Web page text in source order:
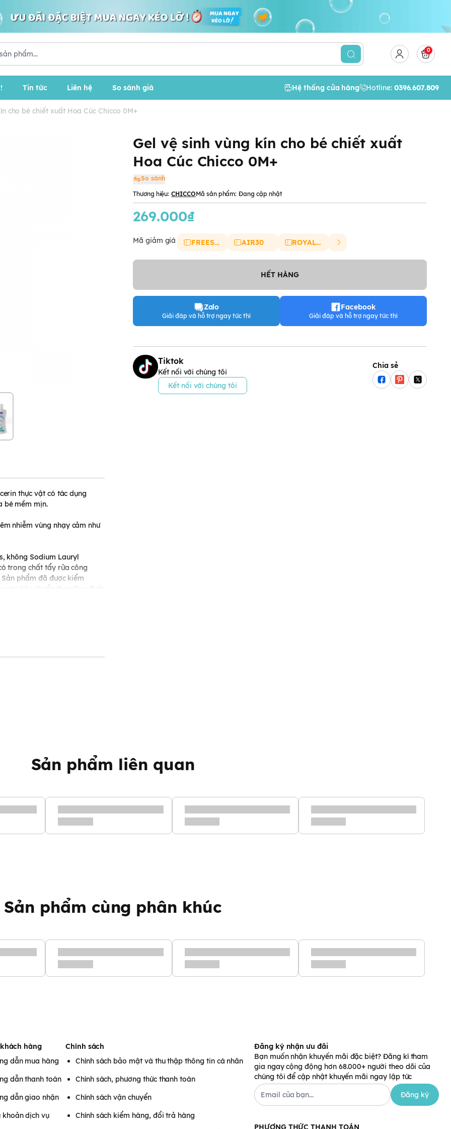
0
Tin tức Liên hệ So sánh giá Hệ thống cửa hàng Hotline: 0396.607.809
cho bé chiết xuất Hoa Cúc Chicco 0M+
Gel vệ sinh vùng kín cho bé chiết xuất
Hoa Cúc Chicco 0M+
So sánh
Thương hiệu: CHICCOMã sản phẩm: Đang cập nhật
269.000₫
Mã giảm giá FREESHIP AIR30 ROYAL20
HẾT HÀNG
Zalo
Giải đáp và hỗ trợ ngay tức thì
Facebook
Giải đáp và hỗ trợ ngay tức thì
Tiktok
Kết nối với chúng tôi
Kết nối với chúng tôi
Chia sẻ
thực vật có tác dụng
bé mềm mịn.
nhiễm vùng nhạy cảm như
không Sodium Lauryl
trong chất tẩy rửa công
phẩm đã được kiểm
các tiêu chuẩn theo Quy định
phân phối chính thức tại
đã được Bộ Y tế cấp số
Sản phẩm liên quan
Sản phẩm cùng phân khúc
hàng
dẫn mua hàng
dẫn thanh toán
dẫn giao nhận
khoản dịch vụ
Chính sách
Chính sách bảo mật và thu thập thông tin cá nhân
Chính sách, phương thức thanh toán
Chính sách vận chuyển
Chính sách kiểm hàng, đổi trả hàng
Đăng ký nhận ưu đãi
Bạn muốn nhận khuyến mãi đặc biệt? Đăng kí tham
gia ngay cộng động hơn 68.000+ người theo dõi của
chúng tôi để cập nhật khuyến mãi ngay lập tức
Đăng ký
PHƯƠNG THỨC THANH TOÁN